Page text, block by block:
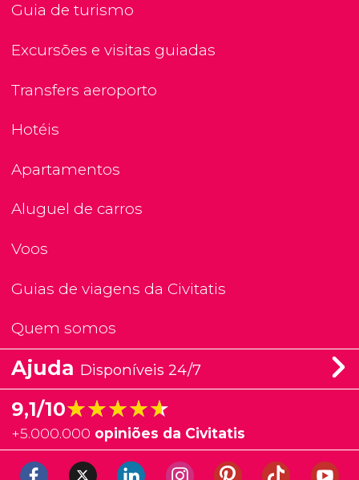
Guia de turismo
Excursões e visitas guiadas
Transfers aeroporto
Hotéis
Apartamentos
Aluguel de carros
Voos
Guias de viagens da Civitatis
Quem somos
Ajuda Disponíveis 24/7
9,1/10★★★★★
★★★★★
+5.000.000 opiniões da Civitatis